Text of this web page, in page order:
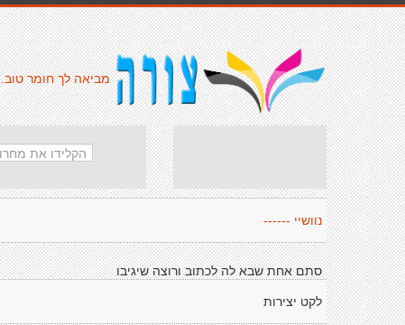
מביאה לך חומר טוב.
נוושיי ------
סתם אחת שבא לה לכתוב ורוצה שיגיבו
לקט יצירות